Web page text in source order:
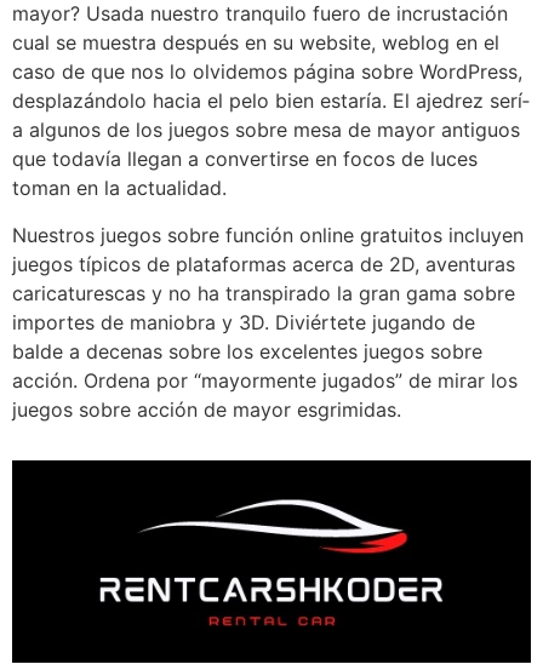
mayor? Usada nuestro tranquilo fuero de incrustación
cual se muestra después en su website, weblog en el
caso de que nos lo olvidemos página sobre WordPress,
desplazándolo hacia el pelo bien estaría. El ajedrez serí­
a algunos de los juegos sobre mesa de mayor antiguos
que todavía llegan a convertirse en focos de luces
toman en la actualidad.
Nuestros juegos sobre función online gratuitos incluyen
juegos típicos de plataformas acerca de 2D, aventuras
caricaturescas y no ha transpirado la gran gama sobre
importes de maniobra y 3D. Diviértete jugando de
balde a decenas sobre los excelentes juegos sobre
acción. Ordena por “mayormente jugados” de mirar los
juegos sobre acción de mayor esgrimidas.